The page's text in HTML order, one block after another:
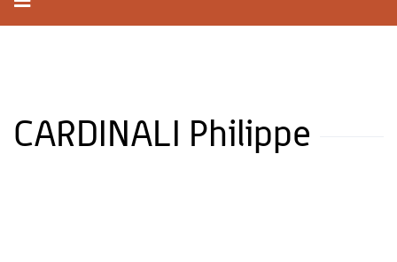
CARDINALI Philippe